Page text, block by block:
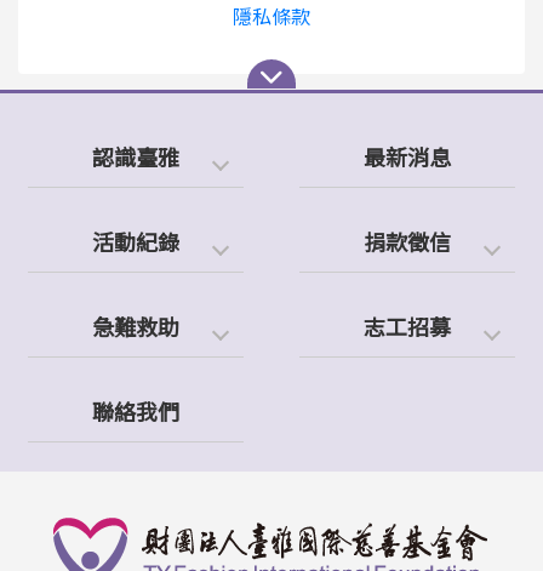
隱私條款
認識臺雅 最新消息
活動紀錄 捐款徵信
急難救助 志工招募
聯絡我們